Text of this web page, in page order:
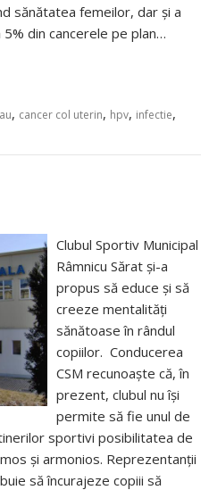
sănătatea femeilor, dar și a
din cancerele pe plan…
, cancer col uterin, hpv, infectie,
Clubul Sportiv Municipal
Râmnicu Sărat și-a
propus să educe și să
creeze mentalități
sănătoase în rândul
copiilor. Conducerea
CSM recunoaște că, în
prezent, clubul nu își
permite să fie unul de
sportivi posibilitatea de
și armonios. Reprezentanții
să încurajeze copiii să